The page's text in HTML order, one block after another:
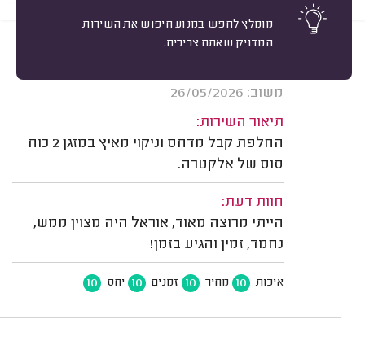
מומלץ לחפש במנוע חיפוש את השירות
המדויק שאתם צריכים.
שני א. ירושלים.
משוב: 26/05/2026
תיאור השירות:
החלפת קבל מדחס וניקוי מאיץ במזגן 2 כוח
סוס של אלקטרה.
חוות דעת:
הייתי מרוצה מאוד, אוראל היה מצוין ממש,
נחמד, זמין והגיע בזמן!
איכות 10 מחיר 10 זמנים 10 יחס 10